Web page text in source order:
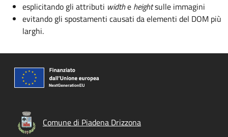
esplicitando gli attributi widthe heightsulle immagini
evitando gli spostamenti causati da elementi del DOM più
larghi.
Comune di Piadena Drizzona